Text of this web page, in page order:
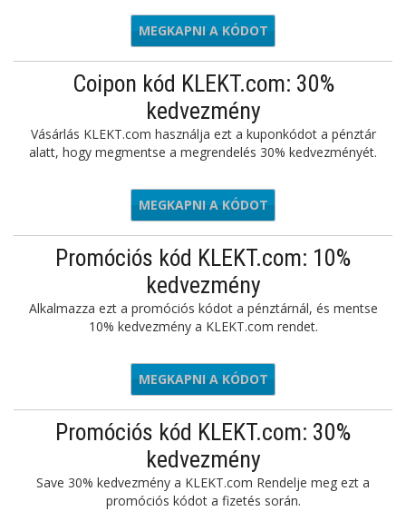
KT10NOW
MEGKAPNI A KÓDOT
Coipon kód KLEKT.com: 30%
kedvezmény
Vásárlás KLEKT.com használja ezt a kuponkódot a pénztár
alatt, hogy megmentse a megrendelés 30% kedvezményét.
SMINT30
MEGKAPNI A KÓDOT
Promóciós kód KLEKT.com: 10%
kedvezmény
Alkalmazza ezt a promóciós kódot a pénztárnál, és mentse
10% kedvezmény a KLEKT.com rendet.
L10
MEGKAPNI A KÓDOT
Promóciós kód KLEKT.com: 30%
kedvezmény
Save 30% kedvezmény a KLEKT.com Rendelje meg ezt a
promóciós kódot a fizetés során.